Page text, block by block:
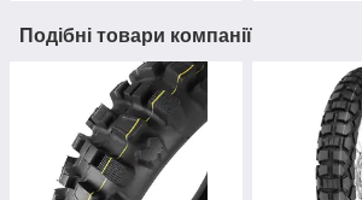
Подібні товари компанії